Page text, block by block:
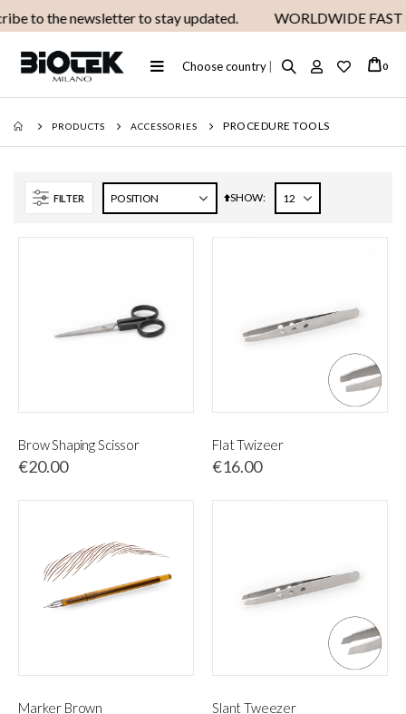
to the newsletter to stay updated. WORLDWIDE FAST
Toggle
Nav
Choose country Cart
0
PRODUCTS ACCESSORIES PROCEDURE TOOLS
FILTER Set
SHOW
Brow Shaping Scissor
€20.00
Flat Twizeer
€16.00
Marker Brown Slant Tweezer